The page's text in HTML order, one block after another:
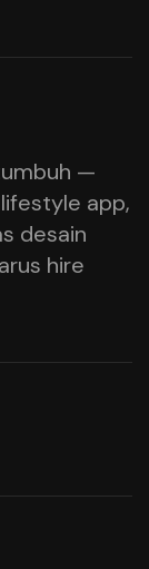
—
app,
desain
hire